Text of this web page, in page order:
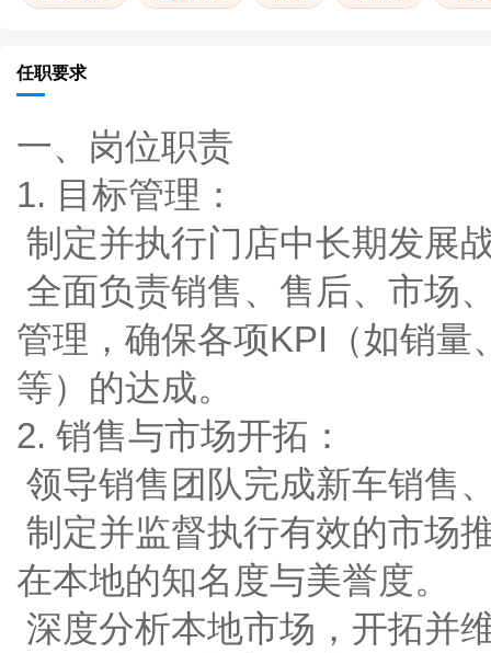
任职要求
一、岗位职责
1. 目标管理：
制定并执行门店中长期发展
全面负责销售、售后、市场
管理，确保各项KPI（如销
等）的达成。
2. 销售与市场开拓：
领导销售团队完成新车销售
制定并监督执行有效的市场
在本地的知名度与美誉度。
深度分析本地市场，开拓并